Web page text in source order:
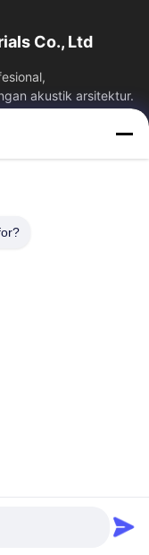
Co., Ltd
akustik arsitektur.